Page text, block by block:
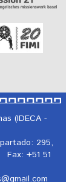
(IDECA -
295,
Fax: +51 51
gmail.com